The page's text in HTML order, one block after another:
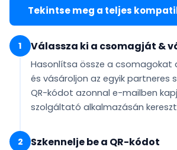
Tekintse meg a teljes
1 Válassza ki a csomagját &
Hasonlítsa össze a csomagokat
és vásároljon az egyik partneres
QR-kódot azonnal e-mailben
szolgáltató alkalmazásán
2 Szkennelje be a QR-kódot